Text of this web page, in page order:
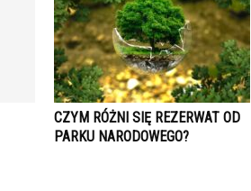
CZYM RÓŻNI SIĘ REZERWAT OD
PARKU NARODOWEGO?